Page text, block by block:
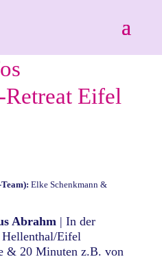
Eifel
Elke Schenkmann &
Abrahm | In der
Hellenthal/Eifel
& 20 Minuten z.B. von